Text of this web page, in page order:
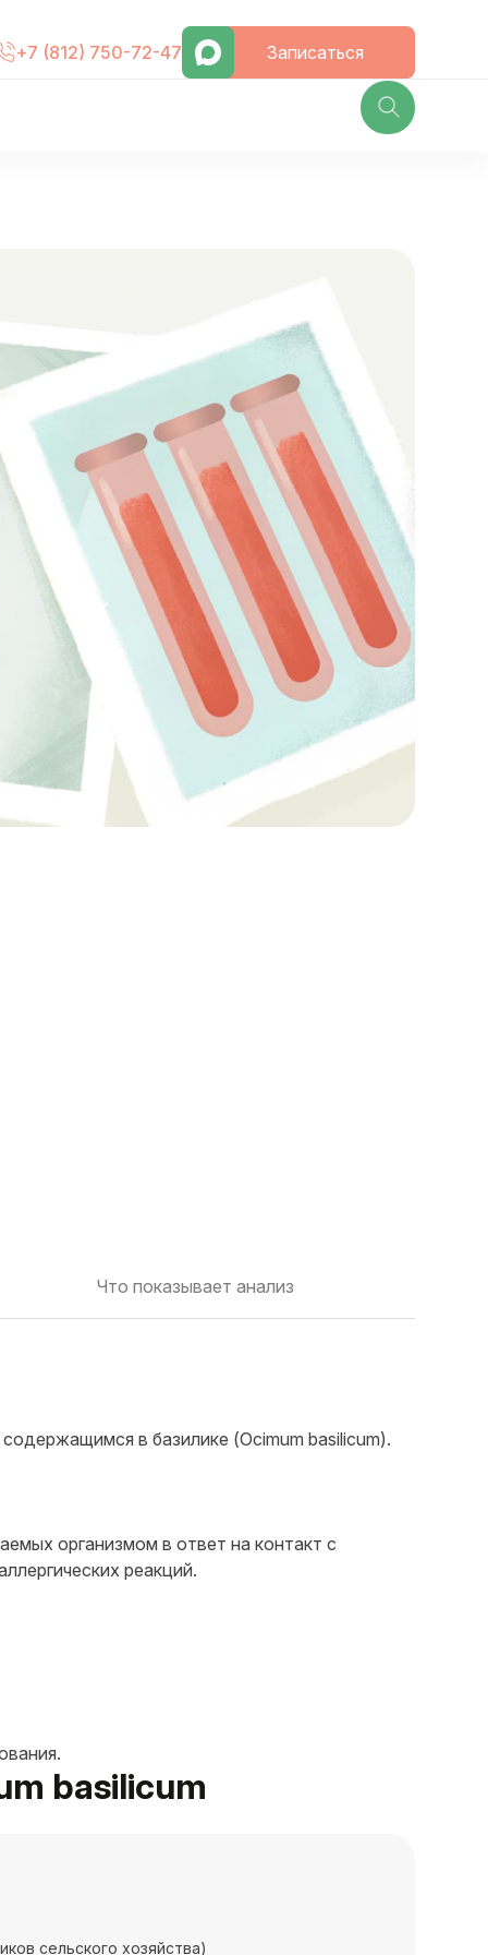
+7 (812) 750-72-47 Записаться
Что показывает анализ
в базилике (Ocimum basilicum).
организмом в ответ на контакт с
реакций.
basilicum
сельского хозяйства)